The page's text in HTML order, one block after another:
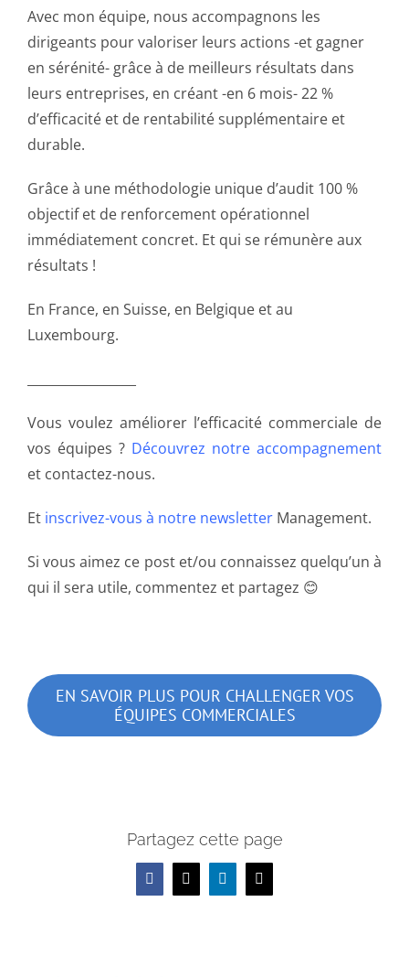
Avec mon équipe, nous accompagnons les
dirigeants pour valoriser leurs actions -et gagner
en sérénité- grâce à de meilleurs résultats dans
leurs entreprises, en créant -en 6 mois- 22 %
d’efficacité et de rentabilité supplémentaire et
durable.
Grâce à une méthodologie unique d’audit 100 %
objectif et de renforcement opérationnel
immédiatement concret. Et qui se rémunère aux
résultats !
En France, en Suisse, en Belgique et au
Luxembourg.
Vous voulez améliorer l’efficacité commerciale de
vos équipes ? Découvrez notre accompagnement
et contactez-nous.
Et inscrivez-vous à notre newsletter Management.
Si vous aimez ce post et/ou connaissez quelqu’un à
qui il sera utile, commentez et partagez 😊
EN SAVOIR PLUS POUR CHALLENGER VOS
ÉQUIPES COMMERCIALES
Partagez cette page
Facebook
X LinkedInEmail